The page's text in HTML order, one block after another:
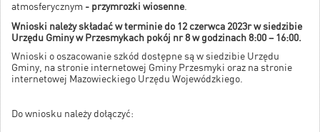
atmosferycznym - przymrozki wiosenne.
Wnioski należy składać w terminie do 12 czerwca 2023r w siedzibie
Urzędu Gminy w Przesmykach pokój nr 8 w godzinach 8:00 – 16:00.
Wnioski o oszacowanie szkód dostępne są w siedzibie Urzędu
Gminy, na stronie internetowej Gminy Przesmyki oraz na stronie
internetowej Mazowieckiego Urzędu Wojewódzkiego.
Do wniosku należy dołączyć: